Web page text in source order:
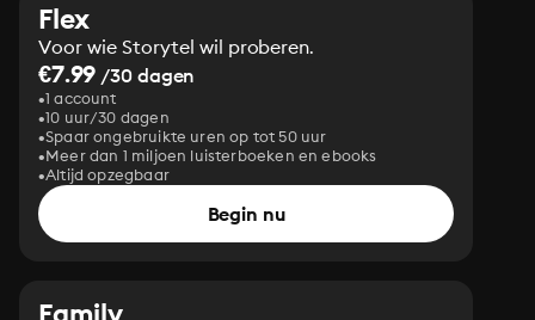
Flex
Voor wie Storytel wil proberen.
€7.99 /30 dagen
1 account
10 uur/30 dagen
Spaar ongebruikte uren op tot 50 uur
Meer dan 1 miljoen luisterboeken en ebooks
Altijd opzegbaar
Begin nu